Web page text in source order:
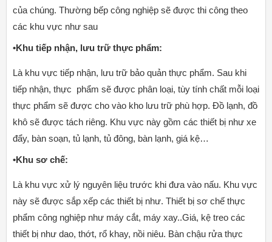
của chúng. Thường bếp công nghiệp sẽ được thi công theo
các khu vực như sau
•Khu tiếp nhận, lưu trữ thực phẩm:
Là khu vực tiếp nhận, lưu trữ bảo quản thực phẩm. Sau khi
tiếp nhận, thực phẩm sẽ được phân loại, tùy tính chất mỗi loại
thực phẩm sẽ được cho vào kho lưu trữ phù hợp. Đồ lạnh, đồ
khô sẽ được tách riêng. Khu vực này gồm các thiết bị như xe
đẩy, bàn soạn, tủ lạnh, tủ đông, bàn lạnh, giá kệ…
•Khu sơ chế:
Là khu vực xử lý nguyên liệu trước khi đưa vào nấu. Khu vực
này sẽ được sắp xếp các thiết bị như. Thiết bị sơ chế thực
phẩm công nghiệp như máy cắt, máy xay..Giá, kệ treo các
thiết bị như dao, thớt, rổ khay, nồi niêu. Bàn chậu rửa thực